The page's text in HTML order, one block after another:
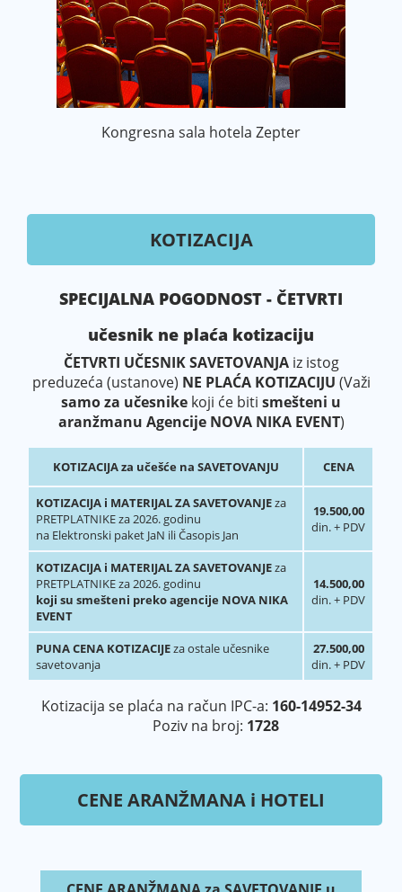
Kongresna sala hotela Zepter
KOTIZACIJA
SPECIJALNA POGODNOST - ČETVRTI
učesnik ne plaća kotizaciju
ČETVRTI UČESNIK SAVETOVANJAiz istog
preduzeća (ustanove) NE PLAĆA KOTIZACIJU (Važi
samo za učesnike koji će biti smešteni u
aranžmanu Agencije NOVA NIKA EVENT)
KOTIZACIJA za učešće na SAVETOVANJU CENA
KOTIZACIJA i MATERIJAL ZA SAVETOVANJEza
PRETPLATNIKE za 2026. godinu
na Elektronski paket JaN ili Časopis Jan
19.500,00
din. + PDV
KOTIZACIJA i MATERIJAL ZA SAVETOVANJEza
PRETPLATNIKE za 2026. godinu
koji su smešteni preko agencije NOVA NIKA
EVENT
14.500,00
din. + PDV
PUNA CENA KOTIZACIJEza ostale učesnike
savetovanja
27.500,00
din. + PDV
Kotizacija se plaća na račun IPC-a: 160-14952-34
Poziv na broj: 1728
CENE ARANŽMANA i HOTELI